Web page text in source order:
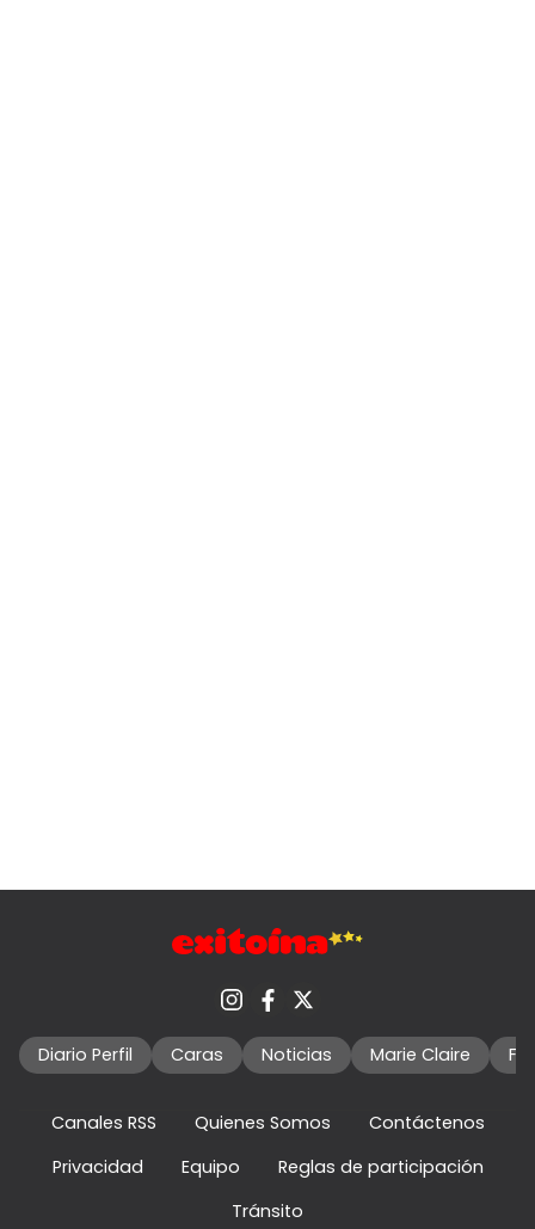
Diario Perfil Caras Noticias Marie Claire
Canales RSS Quienes Somos
Contáctenos
Privacidad
Equipo
Reglas de participación
Tránsito